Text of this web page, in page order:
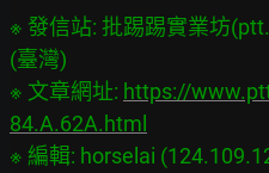
※ 發信站: 批踢踢實業坊
(臺灣)
※ 文章網址: https://
84.A.62A.html
※ 編輯: horselai